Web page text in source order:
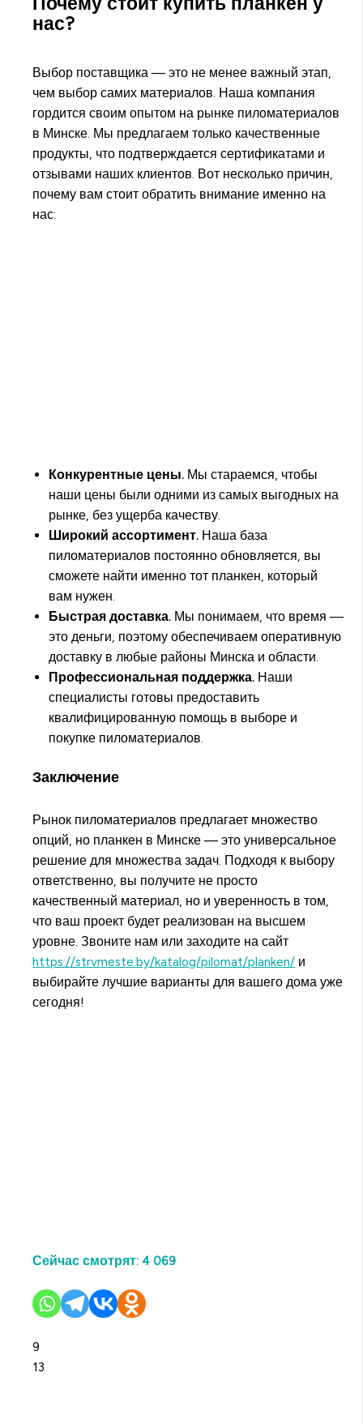
нас?
Выбор поставщика — это не менее важный этап,
чем выбор самих материалов. Наша компания
гордится своим опытом на рынке пиломатериалов
в Минске. Мы предлагаем только качественные
продукты, что подтверждается сертификатами и
отзывами наших клиентов. Вот несколько причин,
почему вам стоит обратить внимание именно на
нас:
Конкурентные цены. Мы стараемся, чтобы
наши цены были одними из самых выгодных на
рынке, без ущерба качеству.
Широкий ассортимент. Наша база
пиломатериалов постоянно обновляется, вы
сможете найти именно тот планкен, который
вам нужен.
Быстрая доставка. Мы понимаем, что время —
это деньги, поэтому обеспечиваем оперативную
доставку в любые районы Минска и области.
Профессиональная поддержка. Наши
специалисты готовы предоставить
квалифицированную помощь в выборе и
покупке пиломатериалов.
Заключение
Рынок пиломатериалов предлагает множество
опций, но планкен в Минске — это универсальное
решение для множества задач. Подходя к выбору
ответственно, вы получите не просто
качественный материал, но и уверенность в том,
что ваш проект будет реализован на высшем
уровне. Звоните нам или заходите на сайт
https://strvmeste.by/katalog/pilomat/planken/ и
выбирайте лучшие варианты для вашего дома уже
сегодня!
Сейчас смотрят: 4 069
9
13